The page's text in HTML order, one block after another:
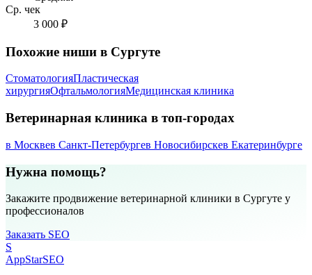
Ср. чек
3 000 ₽
Похожие ниши в Сургуте
СтоматологияПластическая
хирургияОфтальмологияМедицинская клиника
Ветеринарная клиника в топ-городах
в Москвев Санкт-Петербургев Новосибирскев Екатеринбурге
Нужна помощь?
Закажите продвижение ветеринарной клиники в Сургуте у
профессионалов
Заказать SEO
S
AppStarSEO